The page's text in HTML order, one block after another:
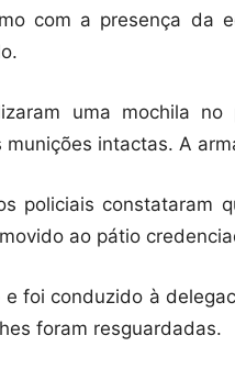
com a presença da
uma mochila no
intactas. A
policiais constataram
ao pátio
foi conduzido à
foram resguardadas.